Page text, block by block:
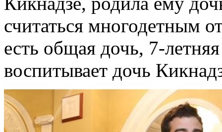
считаться многодетным
есть общая дочь, 7-
воспитывает дочь